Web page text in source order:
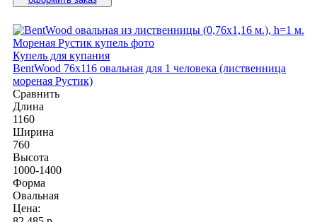
Купель для купания
BentWood 76х116 овальная для 1 человека (лиственница
мореная Рустик)
Сравнить
Длина
1160
Ширина
760
Высота
1000-1400
Форма
Овальная
Цена: